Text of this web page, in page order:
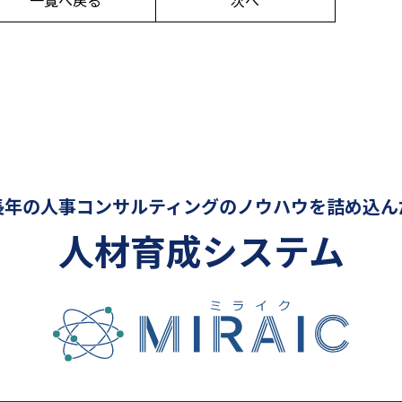
の人事コンサルティングのノウハウを詰め込
人材育成システム